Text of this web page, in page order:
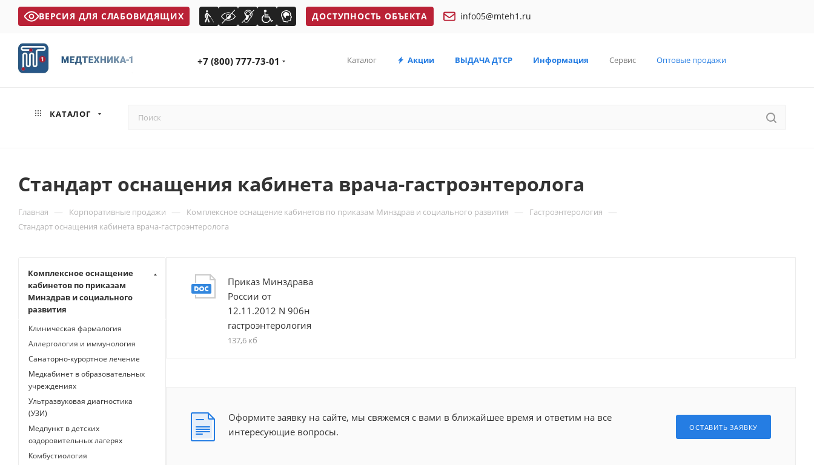
ВЕРСИЯ ДЛЯ СЛАБОВИДЯЩИХ ДОСТУПНОСТЬ ОБЪЕКТА info05@mteh1.ru
+7 (800) 777-73-01 Каталог Акции ВЫДАЧА ДТСР Информация Сервис Оптовые продажи
КАТАЛОГ
Стандарт оснащения кабинета врача-гастроэнтеролога
Главная — Корпоративные продажи — Комплексное оснащение кабинетов по приказам Минздрав и социального развития — Гастроэнтерология —
Стандарт оснащения кабинета врача-гастроэнтеролога
Приказ Минздрава
России от
12.11.2012 N 906н
гастроэнтерология
137,6 кб
Оформите заявку на сайте, мы свяжемся с вами в ближайшее время и ответим на все
интересующие вопросы.
ОСТАВИТЬ ЗАЯВКУ
Комплексное оснащение
кабинетов по приказам
Минздрав и социального
развития
Клиническая фармалогия
Аллергология и иммунология
Санаторно-курортное лечение
Медкабинет в образовательных
учреждениях
Ультразвуковая диагностика
(УЗИ)
Медпункт в детских
оздоровительных лагерях
Комбустиология